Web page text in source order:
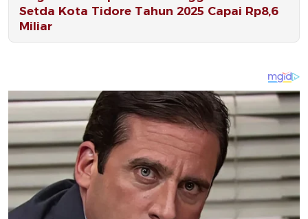
Setda Kota Tidore Tahun 2025 Capai Rp8,6
Miliar